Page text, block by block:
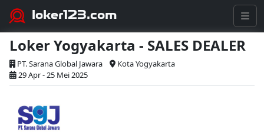
loker123.com
Loker Yogyakarta - SALES DEALER
PT. Sarana Global Jawara
Kota Yogyakarta
29 Apr - 25 Mei 2025